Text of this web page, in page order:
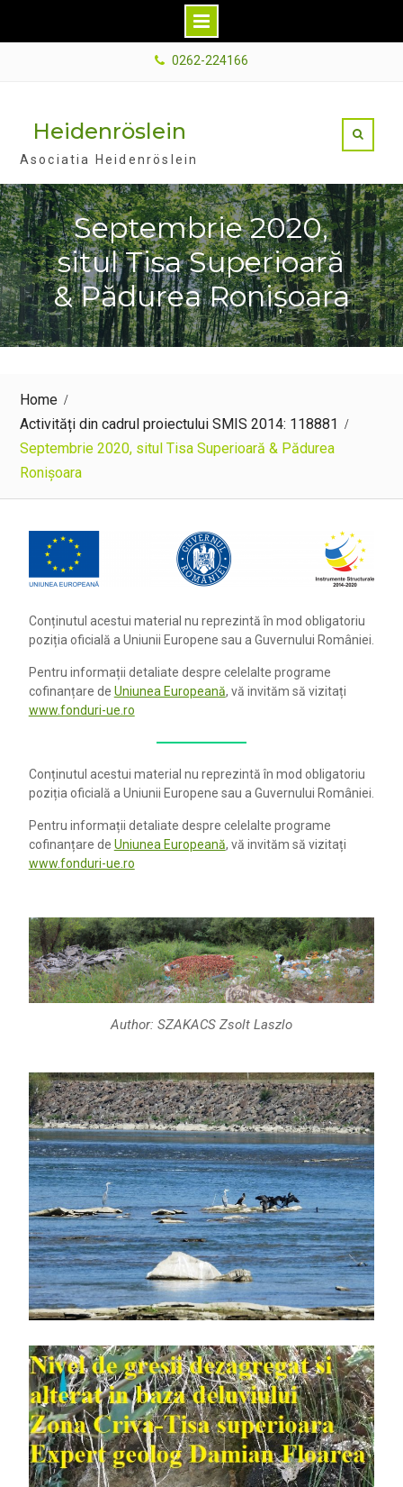
0262-224166
Heidenröslein
Asociatia Heidenröslein
Septembrie 2020,
situl Tisa Superioară
& Pădurea Ronișoara
Home
Activități din cadrul proiectului SMIS 2014: 118881
Septembrie 2020, situl Tisa Superioară & Pădurea
Ronișoara
Conținutul acestui material nu reprezintă în mod obligatoriu
poziția oficială a Uniunii Europene sau a Guvernului României.
Pentru informații detaliate despre celelalte programe
cofinanțare de Uniunea Europeană, vă invităm să vizitați
www.fonduri-ue.ro
Conținutul acestui material nu reprezintă în mod obligatoriu
poziția oficială a Uniunii Europene sau a Guvernului României.
Pentru informații detaliate despre celelalte programe
cofinanțare de Uniunea Europeană, vă invităm să vizitați
www.fonduri-ue.ro
Author: SZAKACS Zsolt Laszlo